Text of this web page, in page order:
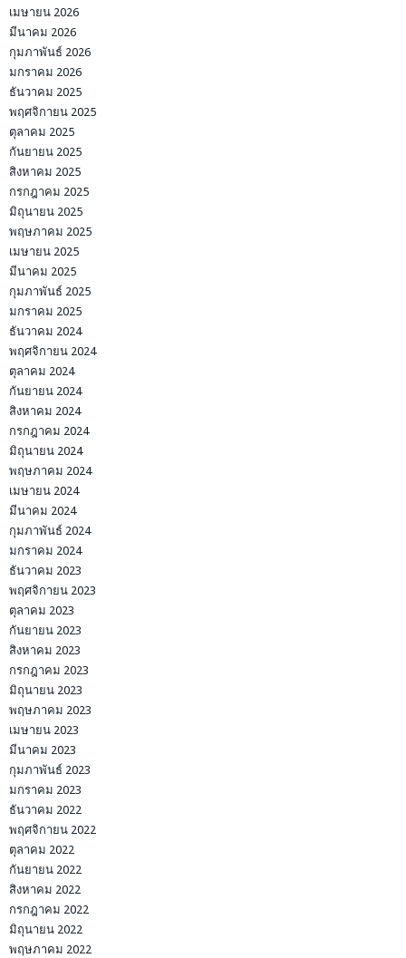
เมษายน 2026
มีนาคม 2026
กุมภาพันธ์ 2026
มกราคม 2026
ธันวาคม 2025
พฤศจิกายน 2025
ตุลาคม 2025
กันยายน 2025
สิงหาคม 2025
กรกฎาคม 2025
มิถุนายน 2025
พฤษภาคม 2025
เมษายน 2025
มีนาคม 2025
กุมภาพันธ์ 2025
มกราคม 2025
ธันวาคม 2024
พฤศจิกายน 2024
ตุลาคม 2024
กันยายน 2024
สิงหาคม 2024
กรกฎาคม 2024
มิถุนายน 2024
พฤษภาคม 2024
เมษายน 2024
มีนาคม 2024
กุมภาพันธ์ 2024
มกราคม 2024
ธันวาคม 2023
พฤศจิกายน 2023
ตุลาคม 2023
กันยายน 2023
สิงหาคม 2023
กรกฎาคม 2023
มิถุนายน 2023
พฤษภาคม 2023
เมษายน 2023
มีนาคม 2023
กุมภาพันธ์ 2023
มกราคม 2023
ธันวาคม 2022
พฤศจิกายน 2022
ตุลาคม 2022
กันยายน 2022
สิงหาคม 2022
กรกฎาคม 2022
มิถุนายน 2022
พฤษภาคม 2022